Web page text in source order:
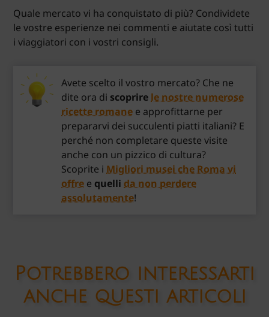
Quale mercato vi ha conquistato di più? Condividete
le vostre esperienze nei commenti e aiutate così tutti
i viaggiatori con i vostri consigli.
Avete scelto il vostro mercato? Che ne
dite ora di scoprire le nostre numerose
ricette romane e approfittarne per
prepararvi dei succulenti piatti italiani? E
perché non completare queste visite
anche con un pizzico di cultura?
Scoprite i Migliori musei che Roma vi
offre e quelli da non perdere
assolutamente!
Potrebbero interessarti
anche questi articoli